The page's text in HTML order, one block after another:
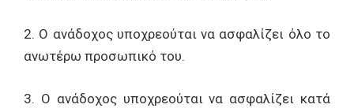
2. Ο ανάδοχος υποχρεούται να ασφαλίζει όλο το
ανωτέρω προσωπικό του.
3. Ο ανάδοχος υποχρεούται να ασφαλίζει κατά